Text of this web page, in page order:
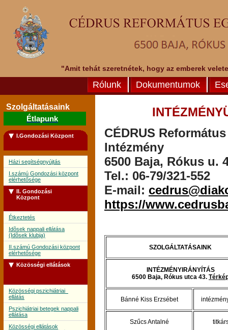
"Amit tehát szeretnétek, hogy az emberek
Rólunk Dokumentumok
Szolgáltatásaink
Étlapunk
I.Gondozási Központ
Házi segítségnyújtás
I.számú Gondozási központ
elérhetősége
II. Gondozási
Központ
Étkeztetés
Idõsek nappali ellátása
(Idõsek klubja)
II.számú Gondozási központ
elérhetősége
Közösségi ellátások
Közösségi pszichiátriai
ellátás
Pszichiátriai betegek nappali
ellátása
Közösségi ellátások
CÉDRUS
Intézmény
6500 Baja, Rókus u.
Tel.: 06-79/321-552
E-mail:
https://
SZOLGÁLTATÁSAINK
INTÉZMÉNYIRÁNYÍTÁS
6500 Baja, Rókus utca 43.
Bánné Kiss Erzsébet
Szűcs Antalné